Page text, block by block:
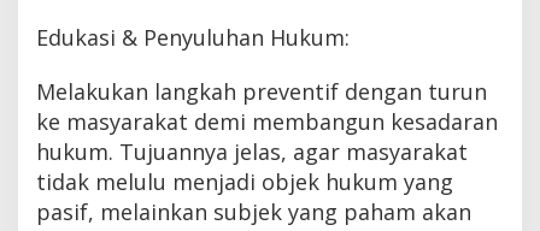
Edukasi & Penyuluhan Hukum:
Melakukan langkah preventif dengan turun
ke masyarakat demi membangun kesadaran
hukum. Tujuannya jelas, agar masyarakat
tidak melulu menjadi objek hukum yang
pasif, melainkan subjek yang paham akan